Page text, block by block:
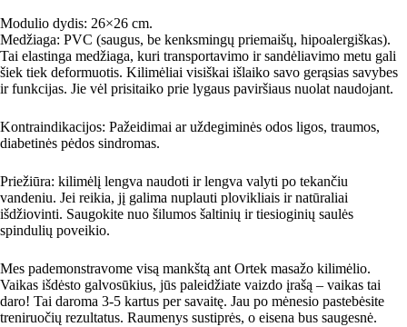
Modulio dydis: 26×26 cm.
Medžiaga: PVC (saugus, be kenksmingų priemaišų, hipoalergiškas).
Tai elastinga medžiaga, kuri transportavimo ir sandėliavimo metu gali
šiek tiek deformuotis. Kilimėliai visiškai išlaiko savo gerąsias savybes
ir funkcijas. Jie vėl prisitaiko prie lygaus paviršiaus nuolat naudojant.
Kontraindikacijos: Pažeidimai ar uždegiminės odos ligos, traumos,
diabetinės pėdos sindromas.
Priežiūra: kilimėlį lengva naudoti ir lengva valyti po tekančiu
vandeniu. Jei reikia, jį galima nuplauti plovikliais ir natūraliai
išdžiovinti. Saugokite nuo šilumos šaltinių ir tiesioginių saulės
spindulių poveikio.
Mes pademonstravome visą mankštą ant Ortek masažo kilimėlio.
Vaikas išdėsto galvosūkius, jūs paleidžiate vaizdo įrašą – vaikas tai
daro! Tai daroma 3-5 kartus per savaitę. Jau po mėnesio pastebėsite
treniruočių rezultatus. Raumenys sustiprės, o eisena bus saugesnė.